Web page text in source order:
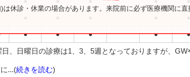
● ● ● ● ●
は休診・休業の場合があります。来院前に必ず医療機関に直
日、日曜日の診療は1、3、5週となっておりますが、
...(続きを読む)